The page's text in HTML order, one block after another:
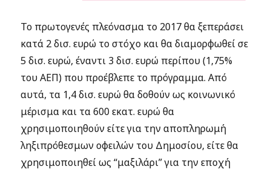
Το πρωτογενές πλεόνασμα το 2017 θα ξεπεράσει
κατά 2 δισ. ευρώ το στόχο και θα διαμορφωθεί σε
5 δισ. ευρώ, έναντι 3 δισ. ευρώ περίπου (1,75%
του ΑΕΠ) που προέβλεπε το πρόγραμμα. Από
αυτά, τα 1,4 δισ. ευρώ θα δοθούν ως κοινωνικό
μέρισμα και τα 600 εκατ. ευρώ θα
χρησιμοποιηθούν είτε για την αποπληρωμή
ληξιπρόθεσμων οφειλών του Δημοσίου, είτε θα
χρησιμοποιηθεί ως “μαξιλάρι” για την εποχή